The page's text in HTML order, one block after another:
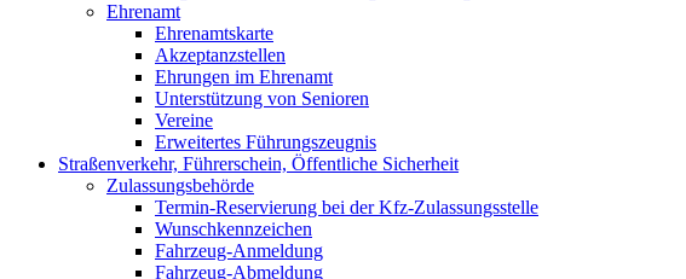
Ehrenamt
Ehrenamtskarte
Akzeptanzstellen
Ehrungen im Ehrenamt
Unterstützung von Senioren
Vereine
Erweitertes Führungszeugnis
Straßenverkehr, Führerschein, Öffentliche Sicherheit
Zulassungsbehörde
Termin-Reservierung bei der Kfz-Zulassungsstelle
Wunschkennzeichen
Fahrzeug-Anmeldung
Fahrzeug-Abmeldung